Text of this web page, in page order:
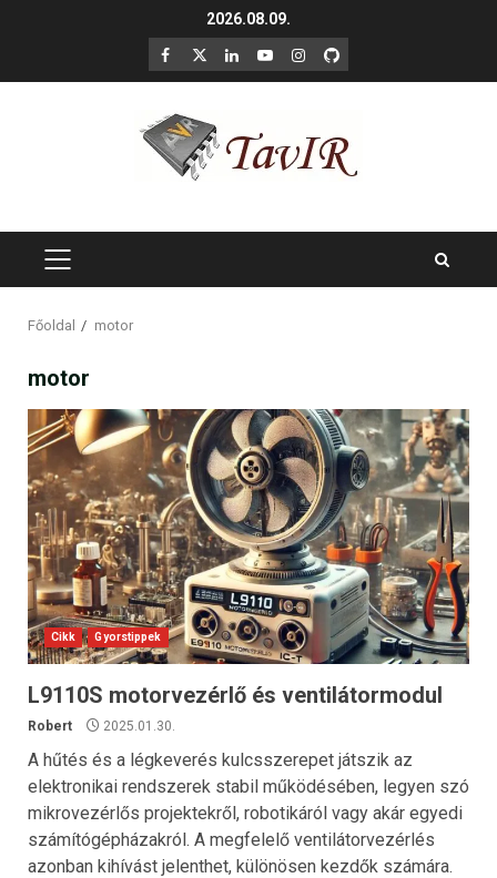
2026.08.09.
F X LinkedIn
YouTubeInstagram
GitHub
PRIMARY
Főoldal motor
motor
Cikk Gyorstippek
L9110S motorvezérlő és ventilátormodul
Robert 2025.01.30.
A hűtés és a légkeverés kulcsszerepet játszik az
elektronikai rendszerek stabil működésében, legyen szó
mikrovezérlős projektekről, robotikáról vagy akár egyedi
számítógépházakról. A megfelelő ventilátorvezérlés
azonban kihívást jelenthet, különösen kezdők számára.